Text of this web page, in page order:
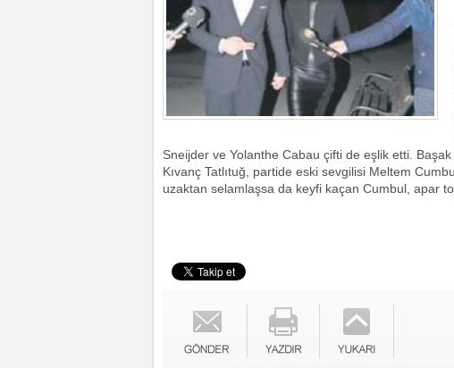
Sneijder ve Yolanthe Cabau çifti de eşlik etti.
Kıvanç Tatlıtuğ, partide eski sevgilisi Meltem
uzaktan selamlaşsa da keyfi kaçan Cumbul, apar